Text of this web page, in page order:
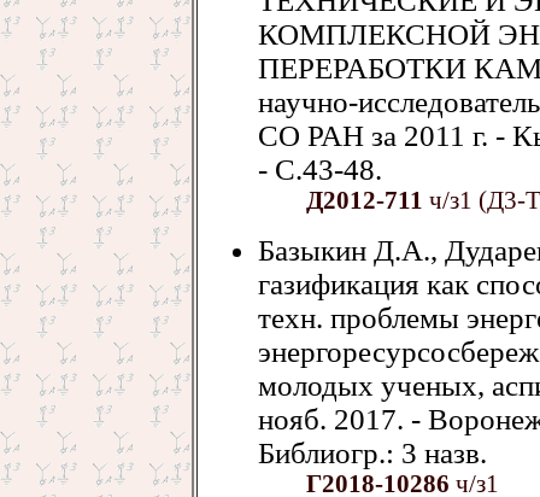
КОМПЛЕКСНОЙ
ПЕРЕРАБОТКИ
научно-
СО РАН за 2011 г. -
- С.43-48.
Д2012-711 ч/з1 (Д3-
Базыкин Д.А.,
газификация как
техн. проблемы
молодых ученых,
нояб. 2017. -
Библиогр.: 3 назв.
Г2018-10286 ч/з1